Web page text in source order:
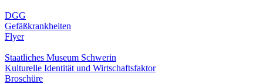
DGG
Gefäßkrankheiten
Flyer
Staatliches Museum Schwerin
Kulturelle Identität und Wirtschaftsfaktor
Broschüre